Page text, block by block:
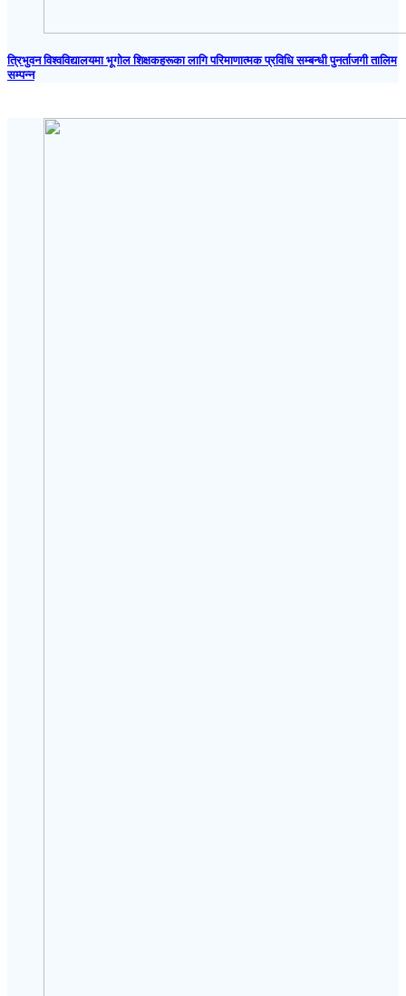
त्रिभुवन विश्वविद्यालयमा भूगोल शिक्षकहरूका लागि परिमाणात्मक प्रविधि सम्बन्धी पुनर्ताजगी तालिम
सम्पन्न